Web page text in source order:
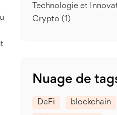
Technologie et
Crypto (1)
Nuage de
DeFi blockchain